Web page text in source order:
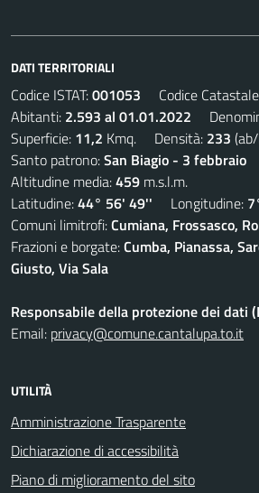
DATI TERRITORIALI
Codice ISTAT:001053 Codice
Abitanti: 2.593 al 01.01.2022
Superficie: 11,2 Kmq. Densità: 233
Santo patrono:San Biagio - 3 febbraio
Altitudine media:459 m.s.l.m.
Latitudine:44° 56' 49'' Longitudine:
Comuni limitrofi:Cumiana, Frossasco,
Frazioni e borgate:Cumba, Pianassa,
Giusto, Via Sala
Responsabile della protezione dei dati
Email: privacy@comune.cantalupa.to.it
UTILITÀ
Amministrazione Trasparente
Dichiarazione di accessibilità
Piano di miglioramento del sito